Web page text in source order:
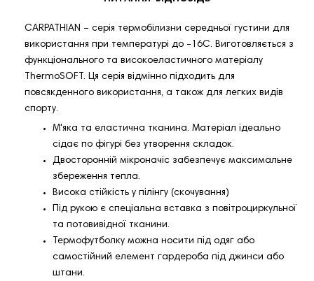
CARPATHIAN – серія термобілизни середньої густини для
використання при температурі до -16С. Виготовляється з
функціонального та високоеластичного матеріалу
ThermoSOFT. Ця серія відмінно підходить для
повсякденного використання, а також для легких видів
спорту.
М'яка та еластична тканина. Матеріал ідеально
сідає по фігурі без утворення складок.
Двосторонній мікроначіс забезпечує максимальне
збереження тепла.
Висока стійкість у пілінгу (скочування)
Під рукою є спеціальна вставка з повітроциркульної
та потовивідної тканини.
Термофутболку можна носити під одяг або
самостійний елемент гардероба під джинси або
штани.